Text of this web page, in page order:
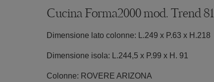
Cucina Forma2000 mod. Trend 81
Dimensione lato colonne: L.249 x P.63 x H.218
Dimensione isola: L.244,5 x P.99 x H. 91
Colonne: ROVERE ARIZONA